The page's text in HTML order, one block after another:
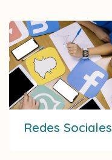
Redes Sociales